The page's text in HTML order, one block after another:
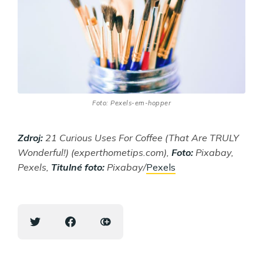
Foto: Pexels-em-hopper
Zdroj: 21 Curious Uses For Coffee (That Are TRULY
Wonderful!) (experthometips.com), Foto: Pixabay,
Pexels, Titulné foto: Pixabay/Pexels